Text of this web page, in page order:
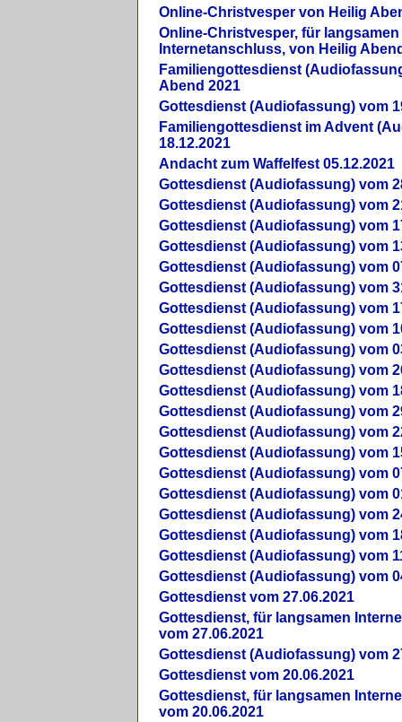
Online-Christvesper von Heilig
Online-Christvesper, für langsamen
Internetanschluss, von Heilig
Familiengottesdienst
Abend 2021
Gottesdienst (Audiofassung) vom
Familiengottesdienst im Advent
18.12.2021
Andacht zum Waffelfest 05.12.2021
Gottesdienst (Audiofassung) vom
Gottesdienst (Audiofassung) vom
Gottesdienst (Audiofassung) vom
Gottesdienst (Audiofassung) vom
Gottesdienst (Audiofassung) vom
Gottesdienst (Audiofassung) vom
Gottesdienst (Audiofassung) vom
Gottesdienst (Audiofassung) vom
Gottesdienst (Audiofassung) vom
Gottesdienst (Audiofassung) vom
Gottesdienst (Audiofassung) vom
Gottesdienst (Audiofassung) vom
Gottesdienst (Audiofassung) vom
Gottesdienst (Audiofassung) vom
Gottesdienst (Audiofassung) vom
Gottesdienst (Audiofassung) vom
Gottesdienst (Audiofassung) vom
Gottesdienst (Audiofassung) vom
Gottesdienst (Audiofassung) vom
Gottesdienst (Audiofassung) vom
Gottesdienst vom 27.06.2021
Gottesdienst, für langsamen
vom 27.06.2021
Gottesdienst (Audiofassung) vom
Gottesdienst vom 20.06.2021
Gottesdienst, für langsamen
vom 20.06.2021